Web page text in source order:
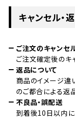
キャンセル・
ご注文のキャンセ
ご注文確定後のキ
返品について
商品のイメージ違
のご都合による返
不良品・誤配送
到着後10日以内に